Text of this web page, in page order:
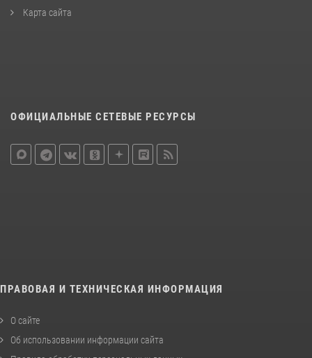
Карта сайта
ОФИЦИАЛЬНЫЕ СЕТЕВЫЕ РЕСУРСЫ
ПРАВОВАЯ И ТЕХНИЧЕСКАЯ ИНФОРМАЦИЯ
О сайте
Об использовании информации сайта